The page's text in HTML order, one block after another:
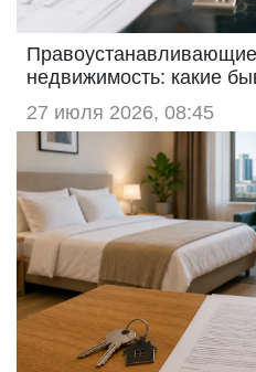
недвижимость: какие
27 июля 2026, 08:45